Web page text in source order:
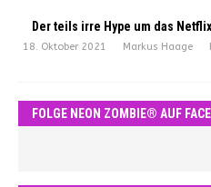
Der teils irre Hype um das
18. Oktober 2021 Markus Haage
FOLGE NEON ZOMBIE® AUF